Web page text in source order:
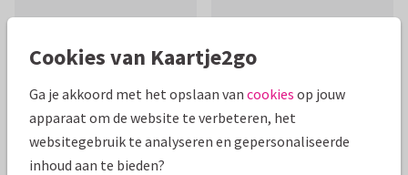
Mooie extra's bij je kaart
Cookies van Kaartje2go
Ga je akkoord met het opslaan van cookies op jouw
apparaat om de website te verbeteren, het
websitegebruik te analyseren en gepersonaliseerde
inhoud aan te bieden?